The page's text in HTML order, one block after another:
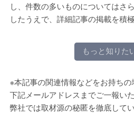
し、件数の多いものについてはさ
したうえで、詳細記事の掲載を積
もっと知りた
※本記事の関連情報などをお持ち
下記メールアドレスまでご一報い
弊社では取材源の秘匿を徹底してい